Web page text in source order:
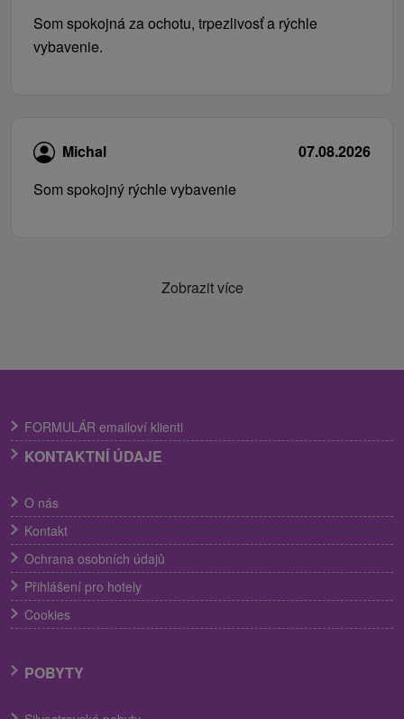
Som spokojná za ochotu, trpezlivosť a rýchle
vybavenie.
Michal
07.08.2026
Som spokojný rýchle vybavenie
Zobrazit více
FORMULÁR emailoví klienti
KONTAKTNÍ ÚDAJE
O nás
Kontakt
Ochrana osobních údajů
Přihlášení pro hotely
Cookies
POBYTY